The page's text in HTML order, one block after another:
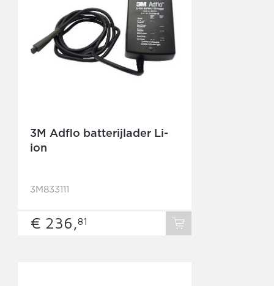
3M Adflo batterijlader Li-
ion
3M833111
€ 236,81